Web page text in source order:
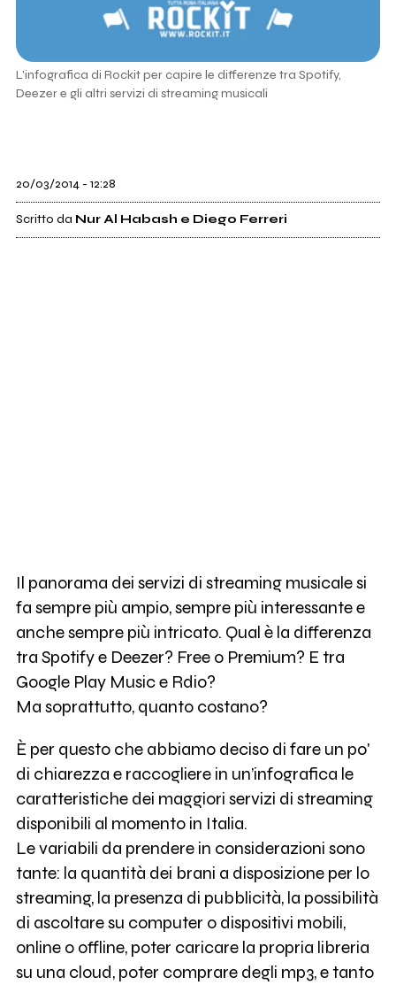
L'infografica di Rockit per capire le differenze tra Spotify,
Deezer e gli altri servizi di streaming musicali
20/03/2014 - 12:28
Scritto da Nur Al Habash e Diego Ferreri
Il panorama dei servizi di streaming musicale si
fa sempre più ampio, sempre più interessante e
anche sempre più intricato. Qual è la differenza
tra Spotify e Deezer? Free o Premium? E tra
Google Play Music e Rdio?
Ma soprattutto, quanto costano?
È per questo che abbiamo deciso di fare un po'
di chiarezza e raccogliere in un’infografica le
caratteristiche dei maggiori servizi di streaming
disponibili al momento in Italia.
Le variabili da prendere in considerazioni sono
tante: la quantità dei brani a disposizione per lo
streaming, la presenza di pubblicità, la possibilità
di ascoltare su computer o dispositivi mobili,
online o offline, poter caricare la propria libreria
su una cloud, poter comprare degli mp3, e tanto